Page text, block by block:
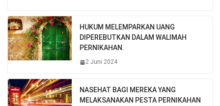
HUKUM MELEMPARKAN UANG
DIPEREBUTKAN DALAM WALIMAH
PERNIKAHAN.
2 Juni 2024
NASEHAT BAGI MEREKA YANG
MELAKSANAKAN PESTA PERNIKAHAN